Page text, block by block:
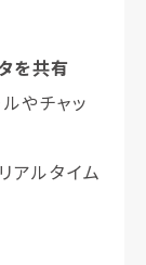
を共有
やチャッ
アルタイム